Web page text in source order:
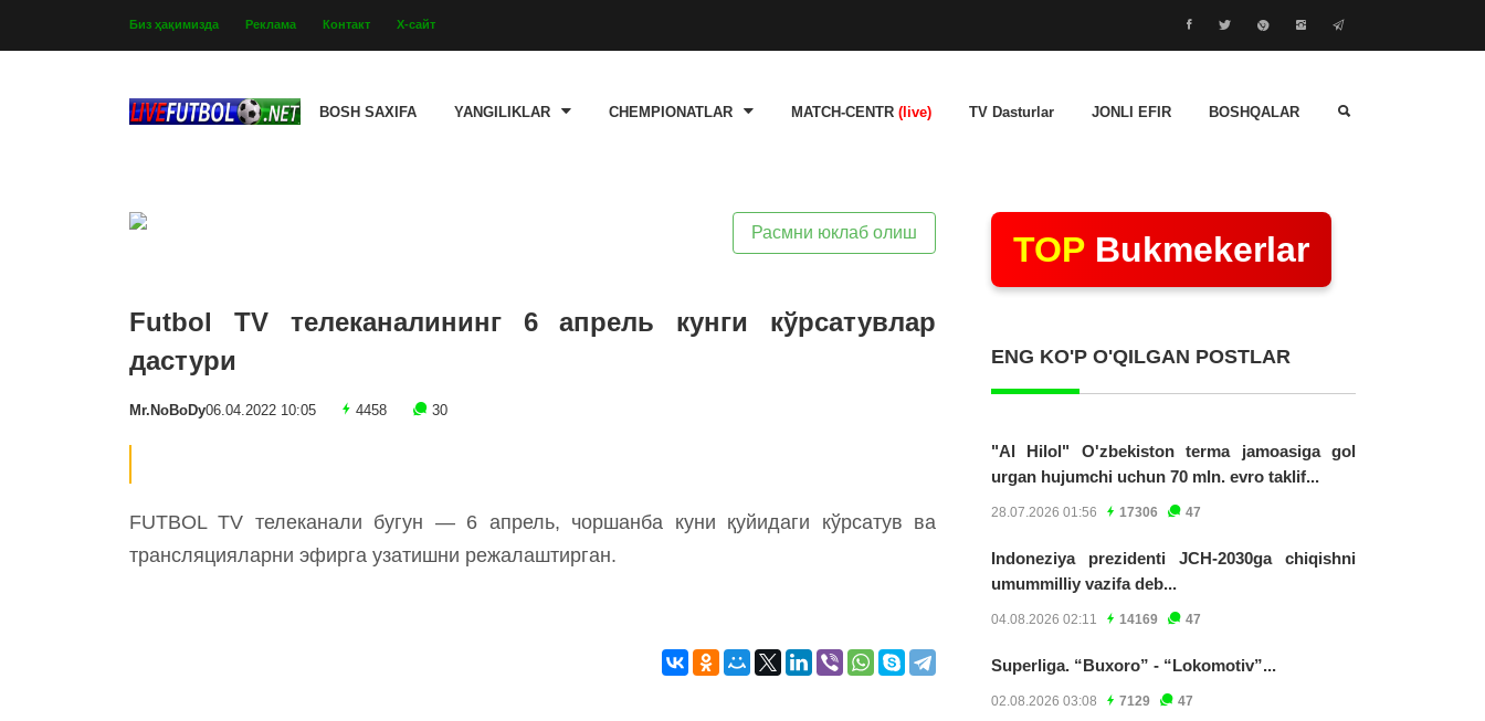
Биз ҳақимизда Реклама Контакт Х-сайт
BOSH SAXIFA YANGILIKLAR CHEMPIONATLAR MATCH-CENTR (live) TV Dasturlar JONLI EFIR BOSHQALAR
Расмни юклаб олиш
Futbol TV телеканалининг 6 апрель кунги кўрсатувлар
дастури
Mr.NoBoDy06.04.2022 10:05 4458 30
FUTBOL TV телеканали бугун — 6 апрель, чоршанба куни қуйидаги кўрсатув ва
трансляцияларни эфирга узатишни режалаштирган.
TOP Bukmekerlar
ENG KO'P O'QILGAN POSTLAR
"Al Hilol" O'zbekiston terma jamoasiga gol
urgan hujumchi uchun 70 mln. evro taklif...
28.07.2026 01:56 17306 47
Indoneziya prezidenti JCH-2030ga chiqishni
umummilliy vazifa deb...
04.08.2026 02:11 14169 47
Superliga. “Buxoro” - “Lokomotiv”...
02.08.2026 03:08 7129 47